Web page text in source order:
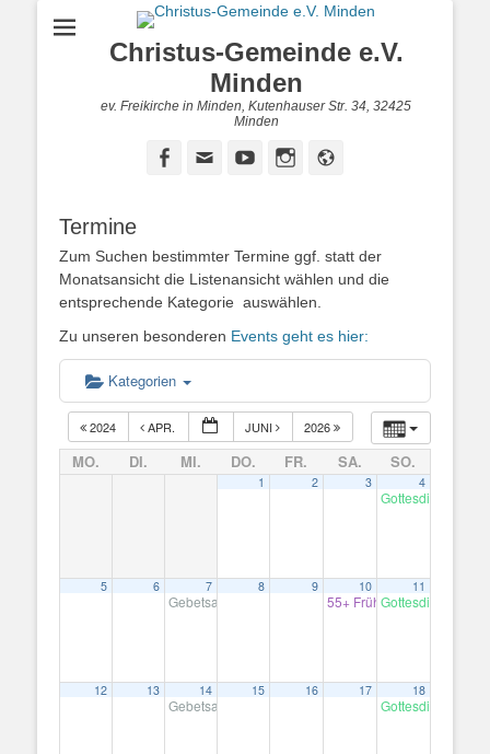
Christus-Gemeinde e.V.
Minden
ev. Freikirche in Minden, Kutenhauser Str. 34, 32425
Minden
Facebook YouTubeInstagram
Termine
Zum Suchen bestimmter Termine ggf. statt der
Monatsansicht die Listenansicht wählen und die
entsprechende Kategorie auswählen.
Zu unseren besonderen Events geht es hier:
Kategorien
2024 APR. JUNI 2026
MO. DI. MI. DO. FR. SA. SO.
1 2 3 4
Gottesdienst
5 6 7
Gebetsabend
8 9 10
55+ Frühstück mit
11
Gottesdienst
12 13 14
Gebetsabend
15 16 17 18
Gottesdienst